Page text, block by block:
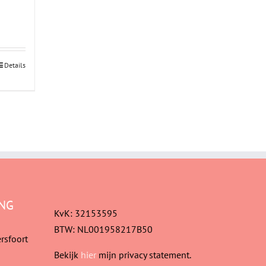
Details
KvK: 32153595
BTW: NL001958217B50
Bekijk hier mijn privacy statement.